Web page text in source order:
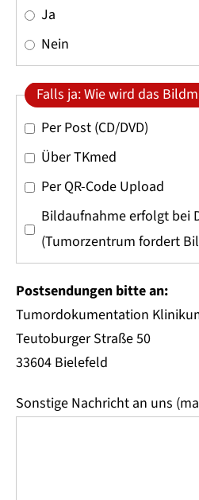
Ja
Nein
Falls ja: Wie wird das
Per Post (CD/DVD)
Über TKmed
Per QR-Code Upload
Bildaufnahme erfolgt bei
(Tumorzentrum fordert
Postsendungen bitte an:
Tumordokumentation
Teutoburger Straße 50
33604 Bielefeld
Sonstige Nachricht an uns